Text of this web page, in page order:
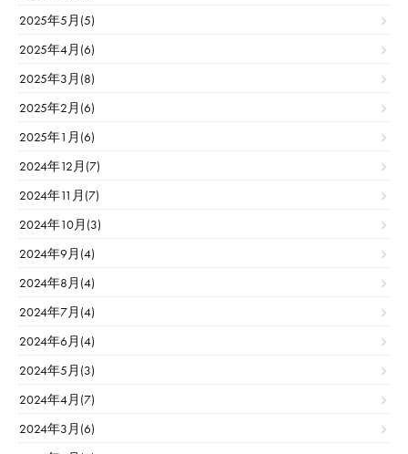
2025年5月(5)
2025年4月(6)
2025年3月(8)
2025年2月(6)
2025年1月(6)
2024年12月(7)
2024年11月(7)
2024年10月(3)
2024年9月(4)
2024年8月(4)
2024年7月(4)
2024年6月(4)
2024年5月(3)
2024年4月(7)
2024年3月(6)